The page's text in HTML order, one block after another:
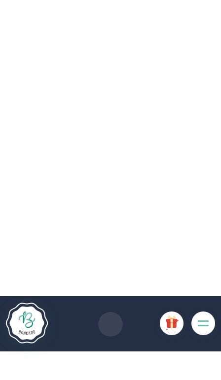
Internet et, s'ils sont désactivés, provoquent une dégradation
de l'expérience utilisateur ou désactivent certaines
fonctionnalités du site. D'autres cookies sont utilisés à des
fins d'analyse ou de marketing.
Accepter les cookies
Gérer les cookies